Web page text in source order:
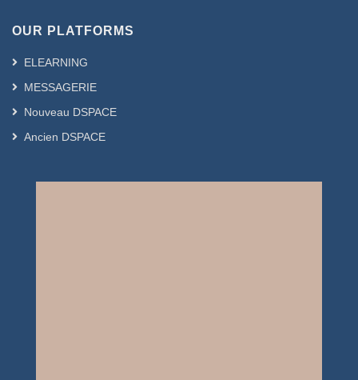
OUR PLATFORMS
ELEARNING
MESSAGERIE
Nouveau DSPACE
Ancien DSPACE